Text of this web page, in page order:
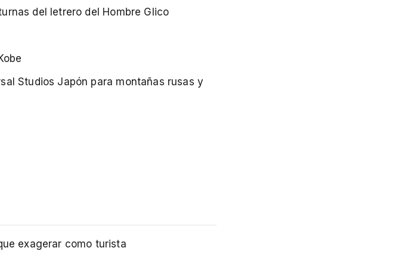
del letrero del Hombre Glico
Studios Japón para montañas rusas y
exagerar como turista